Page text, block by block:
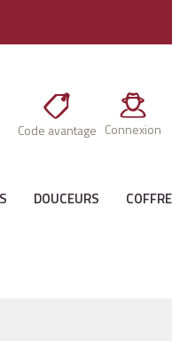
Code avantage Connexion
DOUCEURS